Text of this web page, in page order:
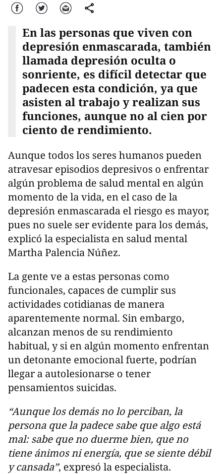
Facebook Twitter Correo comparte
En las personas que viven con
depresión enmascarada, también
llamada depresión oculta o
sonriente, es difícil detectar que
padecen esta condición, ya que
asisten al trabajo y realizan sus
funciones, aunque no al cien por
ciento de rendimiento.
Aunque todos los seres humanos pueden
atravesar episodios depresivos o enfrentar
algún problema de salud mental en algún
momento de la vida, en el caso de la
depresión enmascarada el riesgo es mayor,
pues no suele ser evidente para los demás,
explicó la especialista en salud mental
Martha Palencia Núñez.
La gente ve a estas personas como
funcionales, capaces de cumplir sus
actividades cotidianas de manera
aparentemente normal. Sin embargo,
alcanzan menos de su rendimiento
habitual, y si en algún momento enfrentan
un detonante emocional fuerte, podrían
llegar a autolesionarse o tener
pensamientos suicidas.
“Aunque los demás no lo perciban, la
persona que la padece sabe que algo está
mal: sabe que no duerme bien, que no
tiene ánimos ni energía, que se siente débil
y cansada”, expresó la especialista.